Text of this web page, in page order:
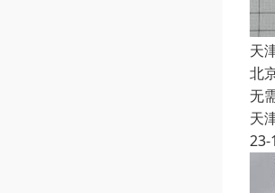
天
北
无
天
23-